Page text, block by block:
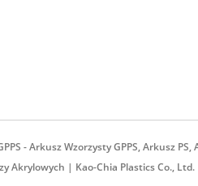
- Arkusz Wzorzysty GPPS, Arkusz
Akrylowych | Kao-Chia Plastics Co., Ltd.